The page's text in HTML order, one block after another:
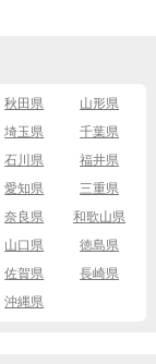
秋田県
山形県
埼玉県
千葉県
石川県
福井県
愛知県
三重県
奈良県
和歌山県
山口県
徳島県
佐賀県
長崎県
沖縄県